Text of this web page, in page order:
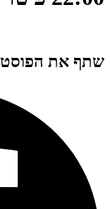
שתף את הפוסט